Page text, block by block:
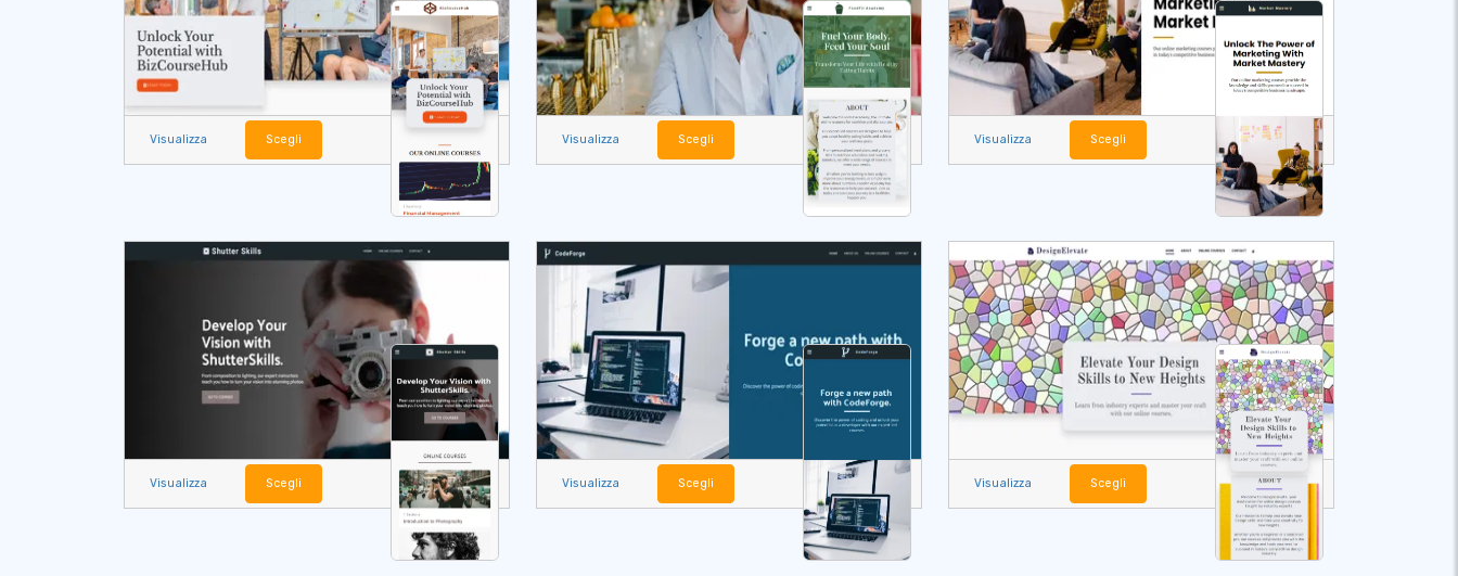
Visualizza Scegli Visualizza Scegli Visualizza Scegli
Visualizza Scegli Visualizza Scegli Visualizza Scegli